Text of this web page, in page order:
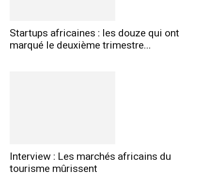
Startups africaines : les douze qui ont
marqué le deuxième trimestre...
Interview : Les marchés africains du
tourisme mûrissent